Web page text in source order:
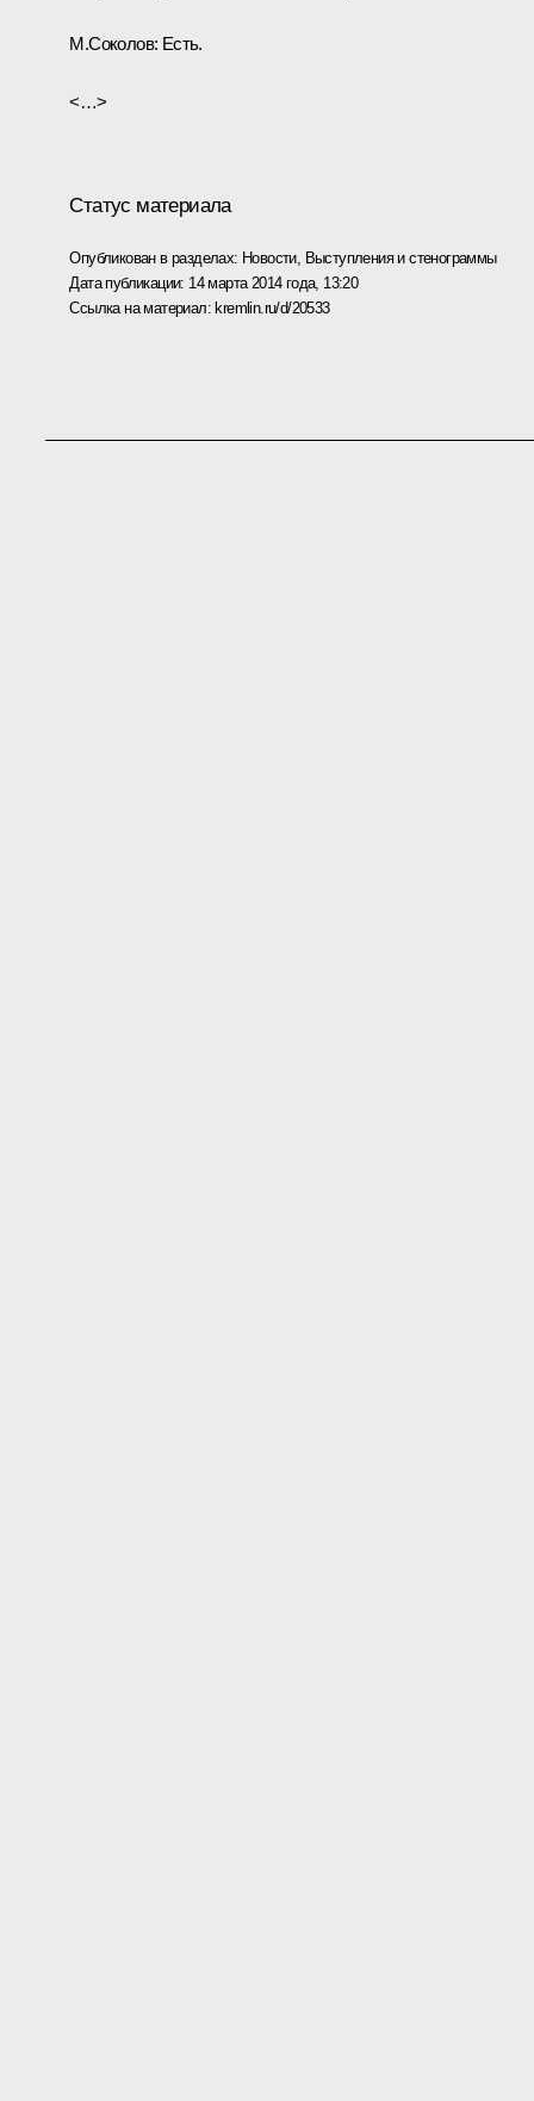
М.Соколов: Есть.
<…>
Статус материала
Опубликован в разделах: Новости, Выступления и стенограммы
Дата публикации: 14 марта 2014 года, 13:20
Ссылка на материал: kremlin.ru/d/20533